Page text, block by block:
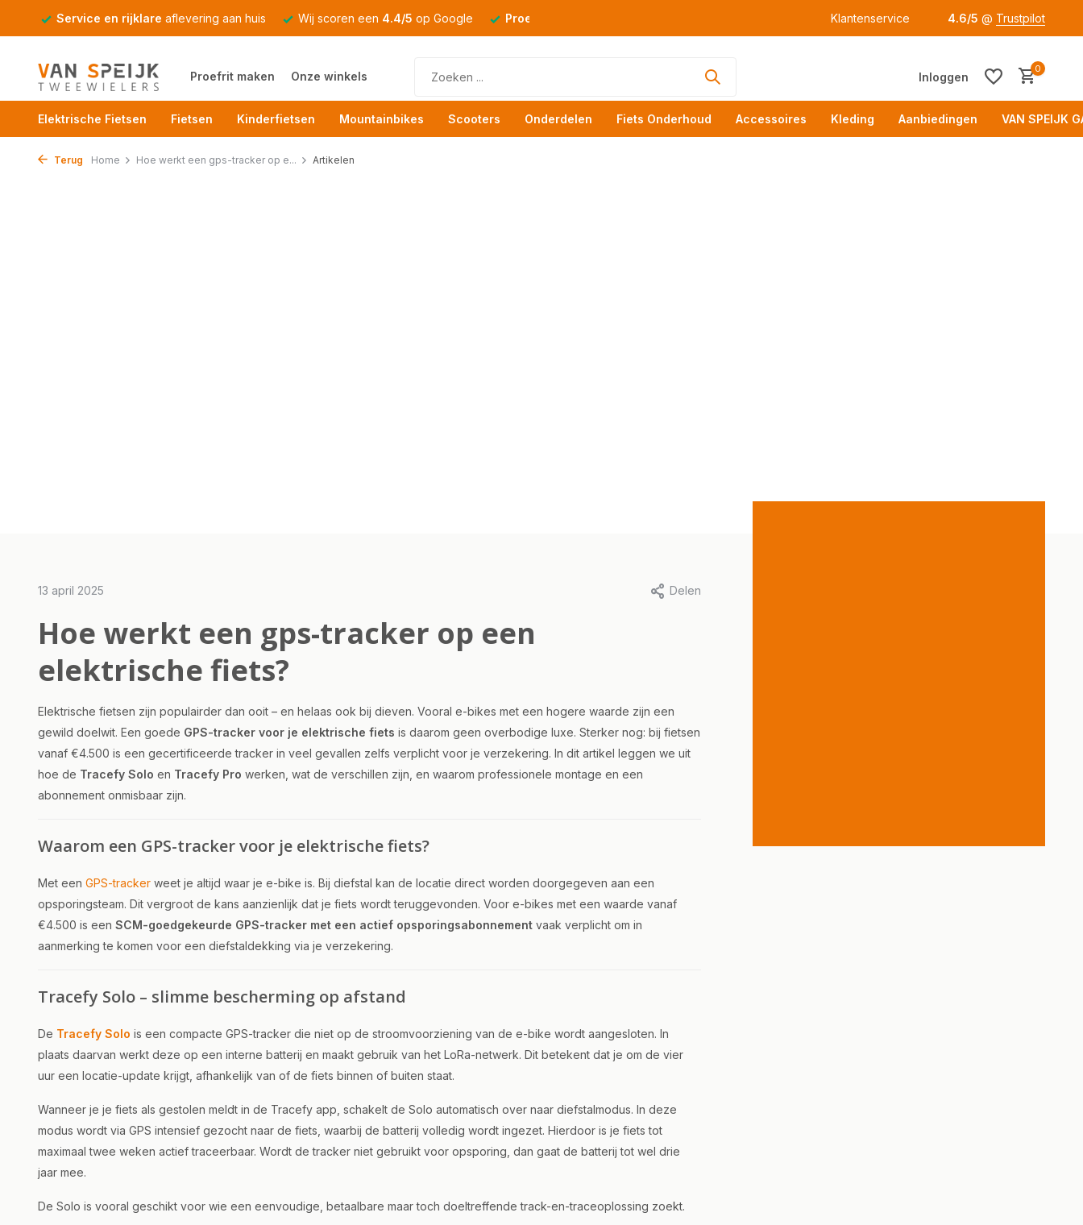
Service en rijklare aflevering aan huis Wij scoren een 4.4/5 op Google Proefrit Klantenservice 4.6/5 @ Trustpilot
Proefrit maken Onze winkels Inloggen
0
Elektrische Fietsen Fietsen Kinderfietsen Mountainbikes Scooters Onderdelen Fiets Onderhoud Accessoires Kleding Aanbiedingen VAN SPEIJK
Terug Home Hoe werkt een gps-tracker op e... Artikelen
13 april 2025 Delen
Hoe werkt een gps-tracker op een
elektrische fiets?
Elektrische fietsen zijn populairder dan ooit – en helaas ook bij dieven. Vooral e-bikes met een hogere waarde zijn een
gewild doelwit. Een goede GPS-tracker voor je elektrische fiets is daarom geen overbodige luxe. Sterker nog: bij fietsen
vanaf €4.500 is een gecertificeerde tracker in veel gevallen zelfs verplicht voor je verzekering. In dit artikel leggen we uit
hoe de Tracefy Solo en Tracefy Pro werken, wat de verschillen zijn, en waarom professionele montage en een
abonnement onmisbaar zijn.
Waarom een GPS-tracker voor je elektrische fiets?
Met een GPS-tracker weet je altijd waar je e-bike is. Bij diefstal kan de locatie direct worden doorgegeven aan een
opsporingsteam. Dit vergroot de kans aanzienlijk dat je fiets wordt teruggevonden. Voor e-bikes met een waarde vanaf
€4.500 is een SCM-goedgekeurde GPS-tracker met een actief opsporingsabonnement vaak verplicht om in
aanmerking te komen voor een diefstaldekking via je verzekering.
Tracefy Solo – slimme bescherming op afstand
De Tracefy Solo is een compacte GPS-tracker die niet op de stroomvoorziening van de e-bike wordt aangesloten. In
plaats daarvan werkt deze op een interne batterij en maakt gebruik van het LoRa-netwerk. Dit betekent dat je om de vier
uur een locatie-update krijgt, afhankelijk van of de fiets binnen of buiten staat.
Wanneer je je fiets als gestolen meldt in de Tracefy app, schakelt de Solo automatisch over naar diefstalmodus. In deze
modus wordt via GPS intensief gezocht naar de fiets, waarbij de batterij volledig wordt ingezet. Hierdoor is je fiets tot
maximaal twee weken actief traceerbaar. Wordt de tracker niet gebruikt voor opsporing, dan gaat de batterij tot wel drie
jaar mee.
De Solo is vooral geschikt voor wie een eenvoudige, betaalbare maar toch doeltreffende track-en-traceoplossing zoekt.